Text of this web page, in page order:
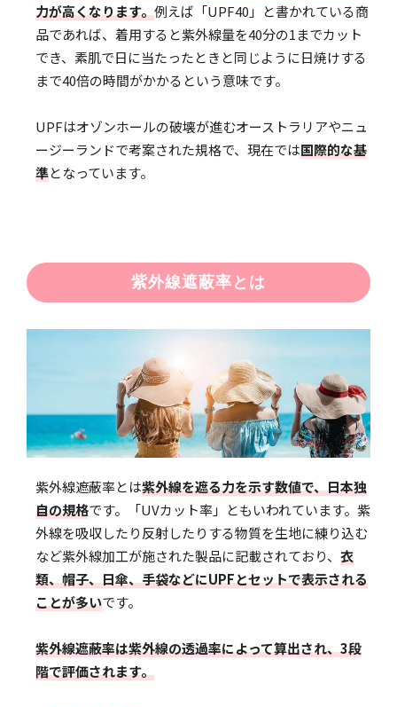
力が高くなります。例えば「UPF40」と書かれている商
品であれば、着用すると紫外線量を40分の1までカット
でき、素肌で日に当たったときと同じように日焼けする
まで40倍の時間がかかるという意味です。
UPFはオゾンホールの破壊が進むオーストラリアやニュ
ージーランドで考案された規格で、現在では国際的な基
準となっています。
紫外線遮蔽率とは
紫外線遮蔽率とは紫外線を遮る力を示す数値で、日本独
自の規格です。「UVカット率」ともいわれています。紫
外線を吸収したり反射したりする物質を生地に練り込む
など紫外線加工が施された製品に記載されており、 衣
類、帽子、日傘、手袋などにUPFとセットで表示される
ことが多いです。
紫外線遮蔽率は紫外線の透過率によって算出され、3段
階で評価されます。